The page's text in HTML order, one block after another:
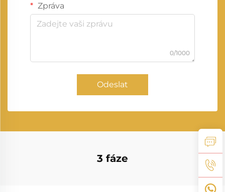
Zpráva
0/1000
Odeslat
3 fáze